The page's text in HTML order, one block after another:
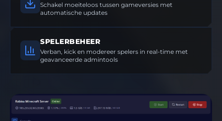
Schakel moeiteloos tussen gameversies met
automatische updates
SPELERBEHEER
Verban, kick en modereer spelers in real-time met
geavanceerde admintools